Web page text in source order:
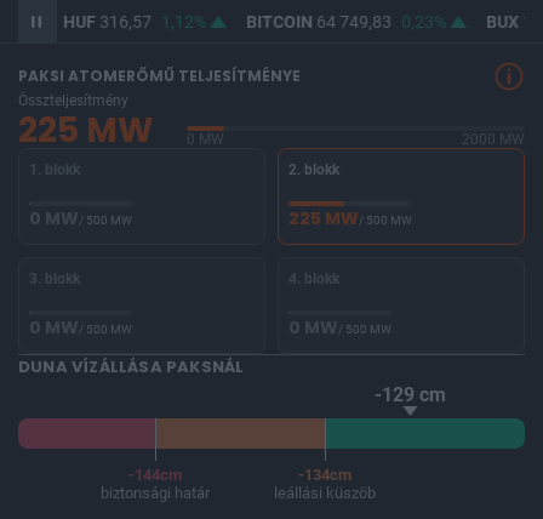
HUF 316,57 1,12% BITCOIN64 749,83 0,23% BUX 146
PAKSI ATOMERŐMŰ TELJESÍTMÉNYE
Összteljesítmény
225 MW 0 MW
2000 MW
1. blokk
0 MW/ 500 MW
2. blokk
225 MW/ 500 MW
3. blokk
0 MW/ 500 MW
4. blokk
0 MW/ 500 MW
DUNA VÍZÁLLÁSA PAKSNÁL
-129 cm
-144cm
biztonsági határ
-134cm
leállási küszöb